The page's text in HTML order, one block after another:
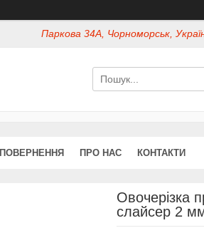
Паркова 34А, Чорноморськ,
ПОВЕРНЕННЯ ПРО НАС КОНТАКТИ
Овочерізка
слайсер 2